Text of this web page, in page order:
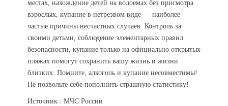
местах, нахождение детей на водоемах без присмотра
взрослых, купание в нетрезвом виде — наиболее
частые причины несчастных случаев. Контроль за
своими детьми, соблюдение элементарных правил
безопасности, купание только на официально открытых
пляжах помогут сохранить вашу жизнь и жизни
близких. Помните, алкоголь и купание несовместимы!
Не позвольте себе пополнить страшную статистику!
Источник : МЧС России